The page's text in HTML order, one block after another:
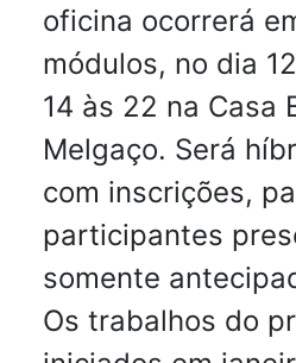
oficina ocorrerá
módulos, no dia
14 às 22 na Casa
Melgaço. Será
com inscrições,
participantes
somente
Os trabalhos do